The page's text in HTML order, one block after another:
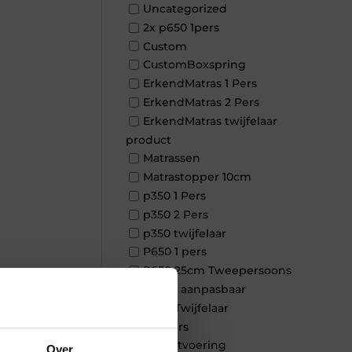
Uncategorized
2x p650 1pers
Custom
CustomBoxspring
ErkendMatras 1 Pers
ErkendMatras 2 Pers
ErkendMatras twijfelaar
product
Matrassen
Matrastopper 10cm
p350 1 Pers
p350 2 Pers
p350 twijfelaar
P650 1 pers
P650 25cm Tweepersoons
een kern aanpasbaar
P650 Twijfelaar
Toppers
Maatvoering